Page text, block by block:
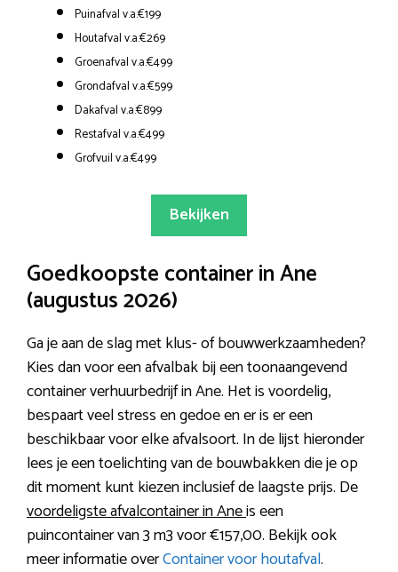
Puinafval v.a.€199
Houtafval v.a.€269
Groenafval v.a.€499
Grondafval v.a.€599
Dakafval v.a.€899
Restafval v.a.€499
Grofvuil v.a.€499
Bekijken
Goedkoopste container in Ane
(augustus 2026)
Ga je aan de slag met klus- of bouwwerkzaamheden?
Kies dan voor een afvalbak bij een toonaangevend
container verhuurbedrijf in Ane. Het is voordelig,
bespaart veel stress en gedoe en er is er een
beschikbaar voor elke afvalsoort. In de lijst hieronder
lees je een toelichting van de bouwbakken die je op
dit moment kunt kiezen inclusief de laagste prijs. De
voordeligste afvalcontainer in Aneis een
puincontainer van 3 m3 voor €157,00. Bekijk ook
meer informatie overContainer voor houtafval.